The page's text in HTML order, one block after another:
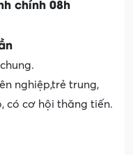
chính 08h
nghiệp,trẻ trung,
có cơ hội thăng tiến.